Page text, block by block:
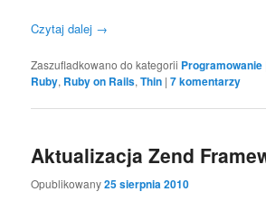
Czytaj dalej →
Zaszufladkowano do kategorii Programowanie
Ruby, Ruby on Rails,Thin |7komentarzy
Aktualizacja Zend
Opublikowany25 sierpnia 2010